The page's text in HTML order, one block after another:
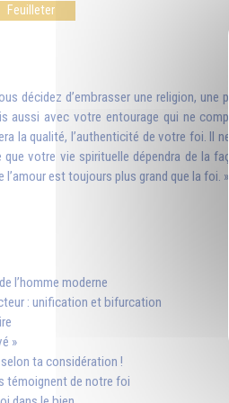
Feuilleter
décidez d’embrasser une religion,
aussi avec votre entourage qui ne
la qualité, l’authenticité de votre foi. Il
votre vie spirituelle dépendra de la
est toujours plus grand que la foi. »
l’homme moderne
: unification et bifurcation
»
ta considération !
témoignent de notre foi